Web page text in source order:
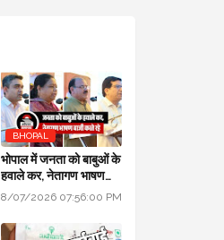
BHOPAL
भोपाल में जनता को बाबुओं के
हवाले कर, नेतागण भाषण
बाजी करते रहे: मुख्यमंत्री
8/07/2026 07:56:00 PM